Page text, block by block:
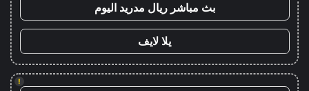
بث مباشر ريال مدريد اليوم
يلا لايف
!